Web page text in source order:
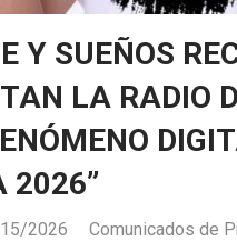
Y SUEÑOS
LA RADIO
2026”
2026 Comunicados de